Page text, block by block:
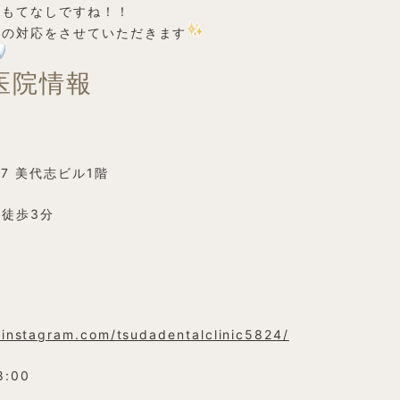
てなしですね！！
対応をさせていただきます
院情報
美代志ビル1階
歩3分
tsudadentalclinic5824/